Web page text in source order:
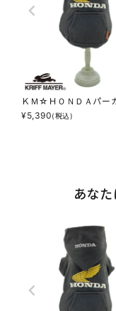
ＫＭ☆ＨＯＮＤＡパー
¥5,390(税込)
あな